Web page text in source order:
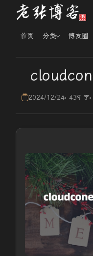
首页 分类 博友圈
2024/12/24 439 字